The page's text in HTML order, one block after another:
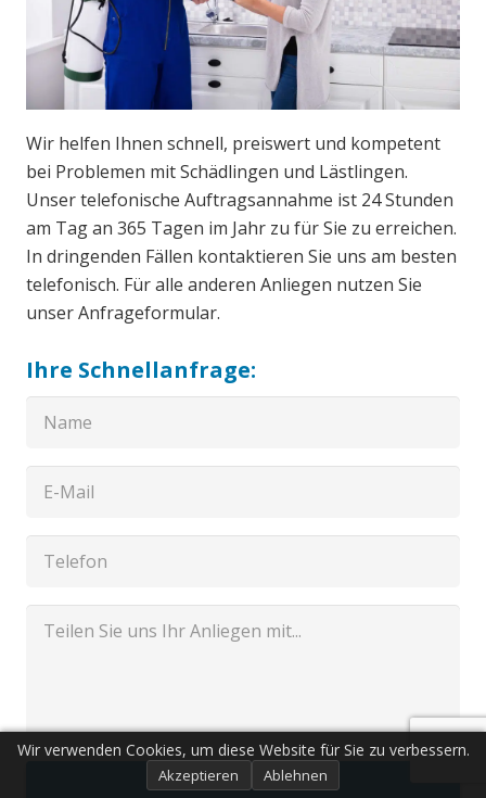
Wir helfen Ihnen schnell, preiswert und kompetent
bei Problemen mit Schädlingen und Lästlingen.
Unser telefonische Auftragsannahme ist 24 Stunden
am Tag an 365 Tagen im Jahr zu für Sie zu erreichen.
In dringenden Fällen kontaktieren Sie uns am besten
telefonisch. Für alle anderen Anliegen nutzen Sie
unser Anfrageformular.
Ihre Schnellanfrage:
Senden
Wir verwenden Cookies, um diese Website für Sie zu verbessern.
Akzeptieren Ablehnen